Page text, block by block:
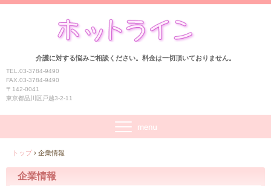
介護に対する悩みご相談ください。料金は一切頂いておりません。
TEL.03-3784-9490
FAX.03-3784-9490
〒142-0041
東京都品川区戸越3-2-11
トップ › 企業情報
企業情報